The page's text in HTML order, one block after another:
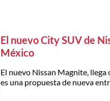
El nuevo City SUV de
México
El nuevo Nissan Magnite,
es una propuesta de nueva